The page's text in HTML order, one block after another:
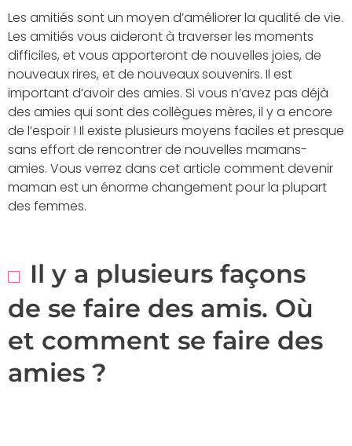
Les amitiés sont un moyen d’améliorer la qualité de vie.
Les amitiés vous aideront à traverser les moments
difficiles, et vous apporteront de nouvelles joies, de
nouveaux rires, et de nouveaux souvenirs. Il est
important d’avoir des amies. Si vous n’avez pas déjà
des amies qui sont des collègues mères, il y a encore
de l’espoir ! Il existe plusieurs moyens faciles et presque
sans effort de rencontrer de nouvelles mamans-
amies. Vous verrez dans cet article comment devenir
maman est un énorme changement pour la plupart
des femmes.
Il y a plusieurs façons
de se faire des amis. Où
et comment se faire des
amies ?